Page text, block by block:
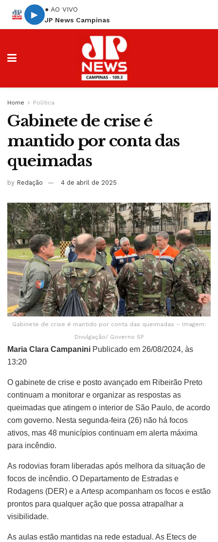
▶
● AO VIVO
JP News Campinas
Home Política
Gabinete de crise é
mantido por conta das
queimadas
by Redação 4 de abril de 2025
Gabinete de crise é mantido por conta das queimadas – Imagem:
Divulgação/ Governo SP
Maria Clara Campanini Publicado em 26/08/2024, às
13:20
O gabinete de crise e posto avançado em Ribeirão Preto
continuam a monitorar e organizar as respostas as
queimadas que atingem o interior de São Paulo, de acordo
com governo. Nesta segunda-feira (26) não há focos
ativos, mas 48 municípios continuam em alerta máxima
para incêndio.
As rodovias foram liberadas após melhora da situação de
focos de incêndio. O Departamento de Estradas e
Rodagens (DER) e a Artesp acompanham os focos e estão
prontos para qualquer ação que possa atrapalhar a
visibilidade.
As aulas estão mantidas na rede estadual. As Etecs de